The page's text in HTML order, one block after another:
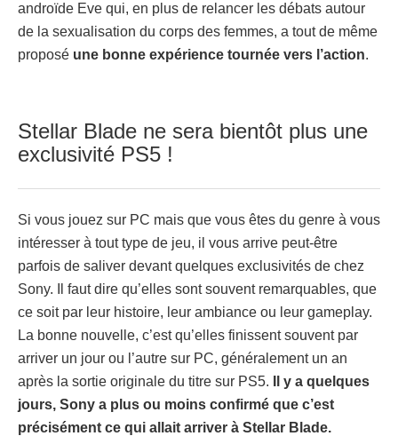
androïde Eve qui, en plus de relancer les débats autour
de la sexualisation du corps des femmes, a tout de même
proposé une bonne expérience tournée vers l’action.
Stellar Blade ne sera bientôt plus une
exclusivité PS5 !
Si vous jouez sur PC mais que vous êtes du genre à vous
intéresser à tout type de jeu, il vous arrive peut-être
parfois de saliver devant quelques exclusivités de chez
Sony. Il faut dire qu’elles sont souvent remarquables, que
ce soit par leur histoire, leur ambiance ou leur gameplay.
La bonne nouvelle, c’est qu’elles finissent souvent par
arriver un jour ou l’autre sur PC, généralement un an
après la sortie originale du titre sur PS5.
Il y a quelques
jours, Sony a plus ou moins confirmé que c’est
précisément ce qui allait arriver à Stellar Blade.